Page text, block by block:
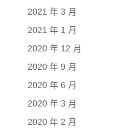
2021 年 3 月
2021 年 1 月
2020 年 12 月
2020 年 9 月
2020 年 6 月
2020 年 3 月
2020 年 2 月